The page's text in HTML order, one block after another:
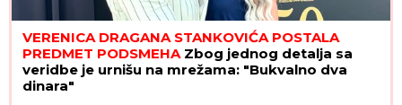
VERENICA DRAGANA STANKOVIĆA POSTALA
PREDMET PODSMEHAZbog jednog detalja sa
veridbe je urnišu na mrežama: "Bukvalno dva
dinara"